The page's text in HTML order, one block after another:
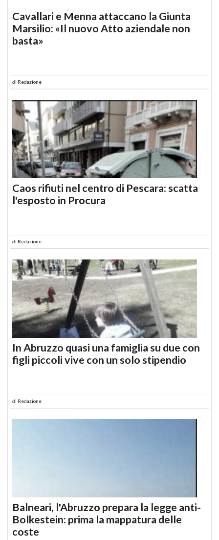
Cavallari e Menna attaccano la Giunta
Marsilio: «Il nuovo Atto aziendale non
basta»
di Redazione
Caos rifiuti nel centro di Pescara: scatta
l'esposto in Procura
di Redazione
In Abruzzo quasi una famiglia su due con
figli piccoli vive con un solo stipendio
di Redazione
Balneari, l'Abruzzo prepara la legge anti-
Bolkestein: prima la mappatura delle
coste